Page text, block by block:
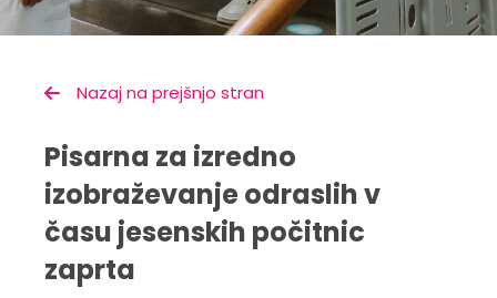
Nazaj na prejšnjo stran
Pisarna za izredno
izobraževanje odraslih v
času jesenskih počitnic
zaprta